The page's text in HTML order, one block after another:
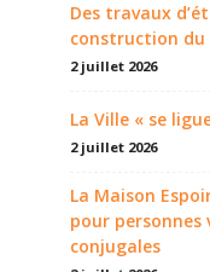
Des travaux
construction du
2 juillet 2026
La Ville « se
2 juillet 2026
La Maison
pour personnes
conjugales